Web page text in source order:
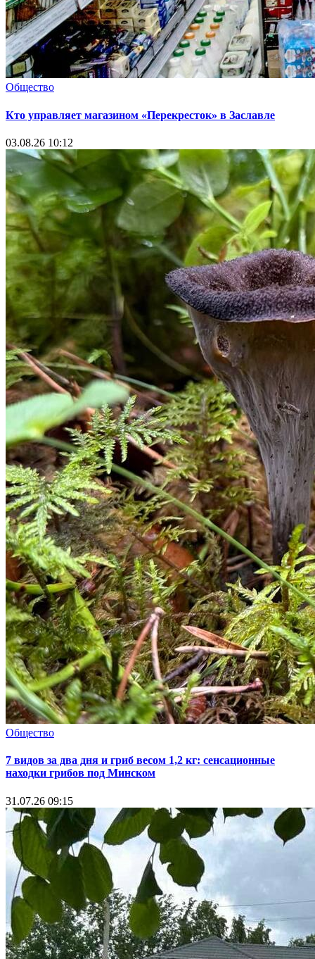
Общество
Кто управляет магазином «Перекресток» в Заславле
03.08.26 10:12
Общество
7 видов за два дня и гриб весом 1,2 кг: сенсационные
находки грибов под Минском
31.07.26 09:15